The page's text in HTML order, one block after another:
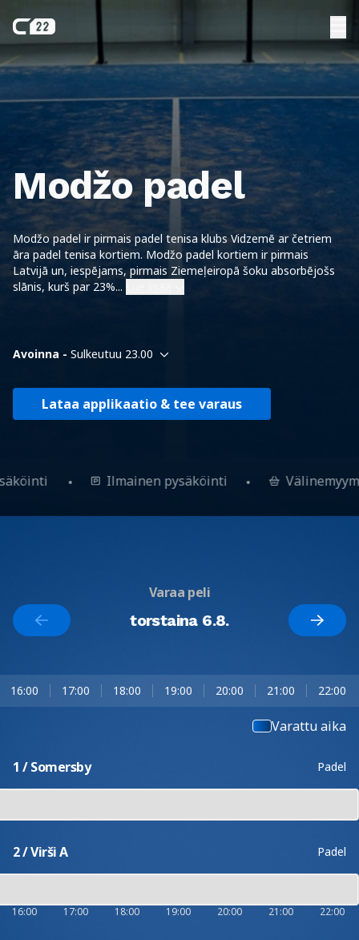
Modžo padel
Modžo padel ir pirmais padel tenisa klubs Vidzemē ar četriem
āra padel tenisa kortiem. Modžo padel kortiem ir pirmais
Latvijā un, iespējams, pirmais Ziemeļeiropā šoku absorbējošs
slānis, kurš par 23%...
Avoinna - Sulkeutuu 23.00
Lataa applikaatio & tee varaus
Ilmainen pysäköinti
Varaa peli
torstaina 6.8.
16:00 17:00 18:00 19:00 20:00 21:00 22:00
Varattu aika
1 / Somersby Padel
2 / Virši A Padel
16:00 17:00 18:00 19:00 20:00 21:00 22:00